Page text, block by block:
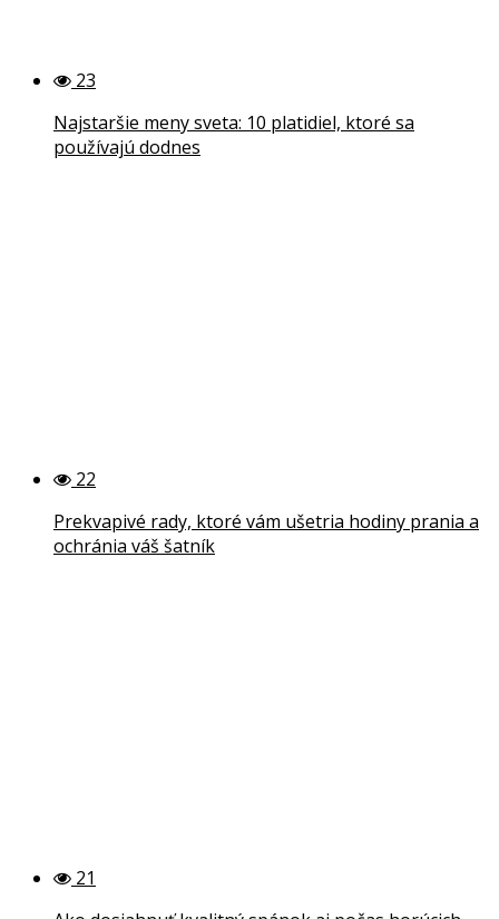
23
Najstaršie meny sveta: 10 platidiel, ktoré sa
používajú dodnes
22
Prekvapivé rady, ktoré vám ušetria hodiny prania a
ochránia váš šatník
21